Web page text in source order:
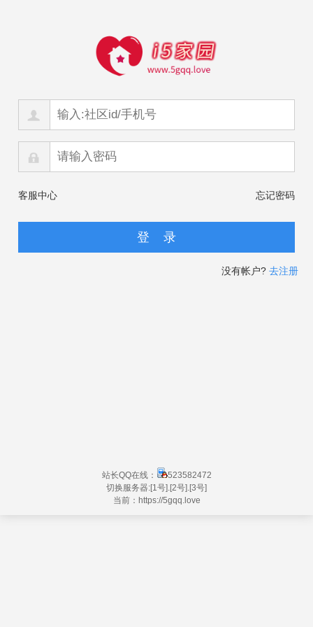
客服中心 忘记密码
没有帐户? 去注册
站长QQ在线：
523582472
切换服务器:[1号] [2号] [3号]
当前：https://5gqq.love